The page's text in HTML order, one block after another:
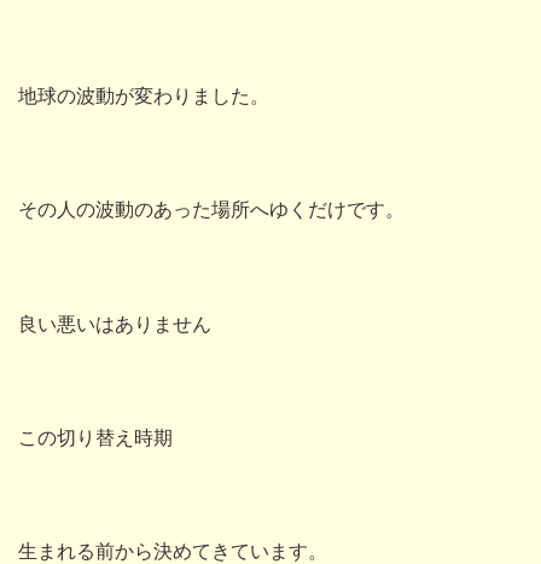
地球の波動が変わりました。
その人の波動のあった場所へゆくだけです。
良い悪いはありません
この切り替え時期
生まれる前から決めてきています。